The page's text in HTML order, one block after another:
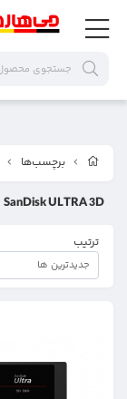
برچسب‌ها
SanDisk ULTRA 3D
ترتیب